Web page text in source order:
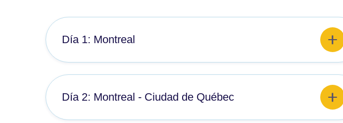
Día 1: Montreal
Llegada, recogida de equipaje y traslado al hotel. Alojamiento en Montreal.
Día 2: Montreal - Ciudad de Québec